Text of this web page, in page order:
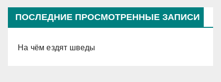
ПОСЛЕДНИЕ ПРОСМОТРЕННЫЕ ЗАПИСИ
На чём ездят шведы